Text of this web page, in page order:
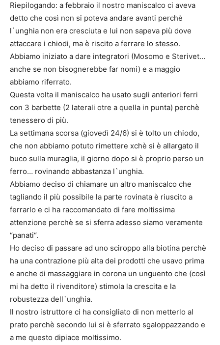
Riepilogando: a febbraio il nostro maniscalco ci aveva
detto che così non si poteva andare avanti perchè
l`unghia non era cresciuta e lui non sapeva più dove
attaccare i chiodi, ma è riscito a ferrare lo stesso.
Abbiamo iniziato a dare integratori (Mosomo e Sterivet…
anche se non bisognerebbe far nomi) e a maggio
abbiamo riferrato.
Questa volta il maniscalco ha usato sugli anteriori ferri
con 3 barbette (2 laterali otre a quella in punta) perchè
tenessero di più.
La settimana scorsa (giovedì 24/6) si è tolto un chiodo,
che non abbiamo potuto rimettere xchè si è allargato il
buco sulla muraglia, il giorno dopo si è proprio perso un
ferro… rovinando abbastanza l`unghia.
Abbiamo deciso di chiamare un altro maniscalco che
tagliando il più possibile la parte rovinata è riuscito a
ferrarlo e ci ha raccomandato di fare moltissima
attenzione perchè se si sferra adesso siamo veramente
“panati“.
Ho deciso di passare ad uno sciroppo alla biotina perchè
ha una contrazione più alta dei prodotti che usavo prima
e anche di massaggiare in corona un unguento che (così
mi ha detto il rivenditore) stimola la crescita e la
robustezza dell`unghia.
Il nostro istruttore ci ha consigliato di non metterlo al
prato perchè secondo lui si è sferrato sgaloppazzando e
a me questo dipiace moltissimo.